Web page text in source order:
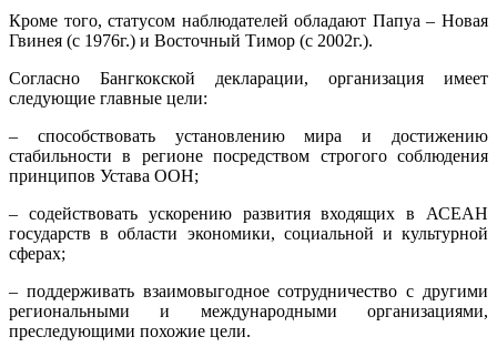
Кроме того, статусом наблюдателей обладают Папуа – Новая
Гвинея (с 1976г.) и Восточный Тимор (с 2002г.).
Согласно Бангкокской декларации, организация имеет
следующие главные цели:
– способствовать установлению мира и достижению
стабильности в регионе посредством строгого соблюдения
принципов Устава ООН;
– содействовать ускорению развития входящих в АСЕАН
государств в области экономики, социальной и культурной
сферах;
– поддерживать взаимовыгодное сотрудничество с другими
региональными и международными организациями,
преследующими похожие цели.